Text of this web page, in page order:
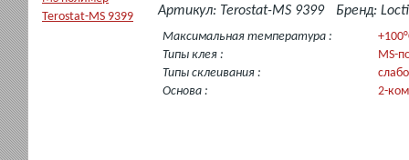
в
Артикул: Terostat-MS 9399 Бренд:
Максимальная температура :
Типы клея :
MS-
Типы склеивания :
Основа :
2-